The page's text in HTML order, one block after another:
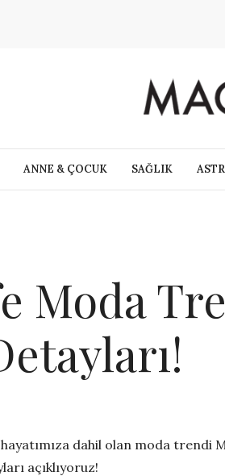
ANNE & ÇOCUK SAĞLIK
Moda
dahil olan moda trendi
açıklıyoruz!